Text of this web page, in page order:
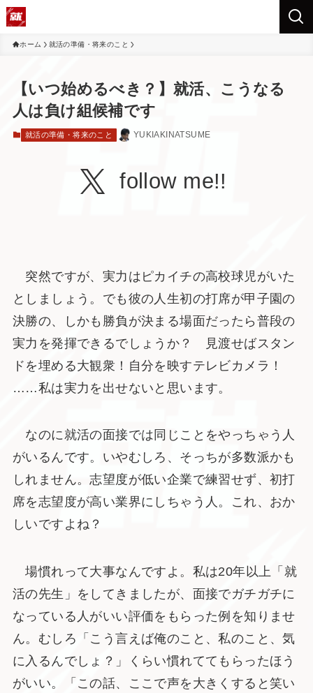
ホーム 就活の準備・将来のこと
【いつ始めるべき？】就活、こうなる
人は負け組候補です
就活の準備・将来のこと YUKIAKINATSUME
follow me!!
突然ですが、実力はピカイチの高校球児がいた
としましょう。でも彼の人生初の打席が甲子園の
決勝の、しかも勝負が決まる場面だったら普段の
実力を発揮できるでしょうか？ 見渡せばスタン
ドを埋める大観衆！自分を映すテレビカメラ！
……私は実力を出せないと思います。
なのに就活の面接では同じことをやっちゃう人
がいるんです。いやむしろ、そっちが多数派かも
しれません。志望度が低い企業で練習せず、初打
席を志望度が高い業界にしちゃう人。これ、おか
しいですよね？
場慣れって大事なんですよ。私は20年以上「就
活の先生」をしてきましたが、面接でガチガチに
なっている人がいい評価をもらった例を知りませ
ん。むしろ「こう言えば俺のこと、私のこと、気
に入るんでしょ？」くらい慣れててもらったほう
がいい。「この話、ここで声を大きくすると笑い